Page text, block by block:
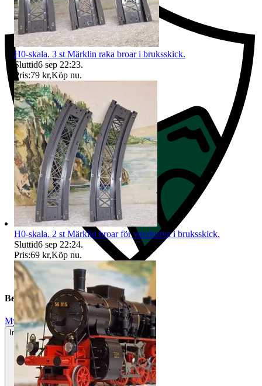
Beskrivning
Mycket gott skick
Inga eller minimala tecken på användning
H0-skala. 3 st Märklin raka broar i bruksskick.
Sluttid6 sep 22:23.
Pris:79 kr,Köp nu.
H0-skala. 2 st Märklin broar för ytterkurva i bruksskick.
Sluttid6 sep 22:24.
Pris:69 kr,Köp nu.